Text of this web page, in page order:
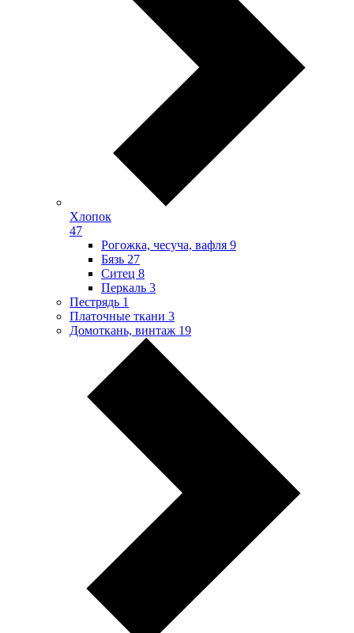
Хлопок
47
Рогожка, чесуча, вафля 9
Бязь 27
Ситец 8
Перкаль 3
Пестрядь 1
Платочные ткани 3
Домоткань, винтаж 19